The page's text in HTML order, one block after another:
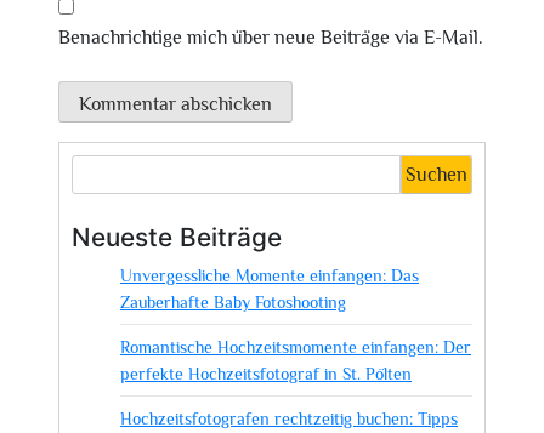
Benachrichtige mich über neue Beiträge via E-Mail.
Suchen
Neueste Beiträge
Unvergessliche Momente einfangen: Das
Zauberhafte Baby Fotoshooting
Romantische Hochzeitsmomente einfangen: Der
perfekte Hochzeitsfotograf in St. Pölten
Hochzeitsfotografen rechtzeitig buchen: Tipps